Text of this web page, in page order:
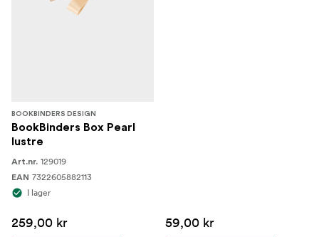
BOOKBINDERS DESIGN
BookBinders Box Pearl
lustre
Art.nr. 129019
EAN 7322605882113
I lager
259,00 kr 59,00 kr